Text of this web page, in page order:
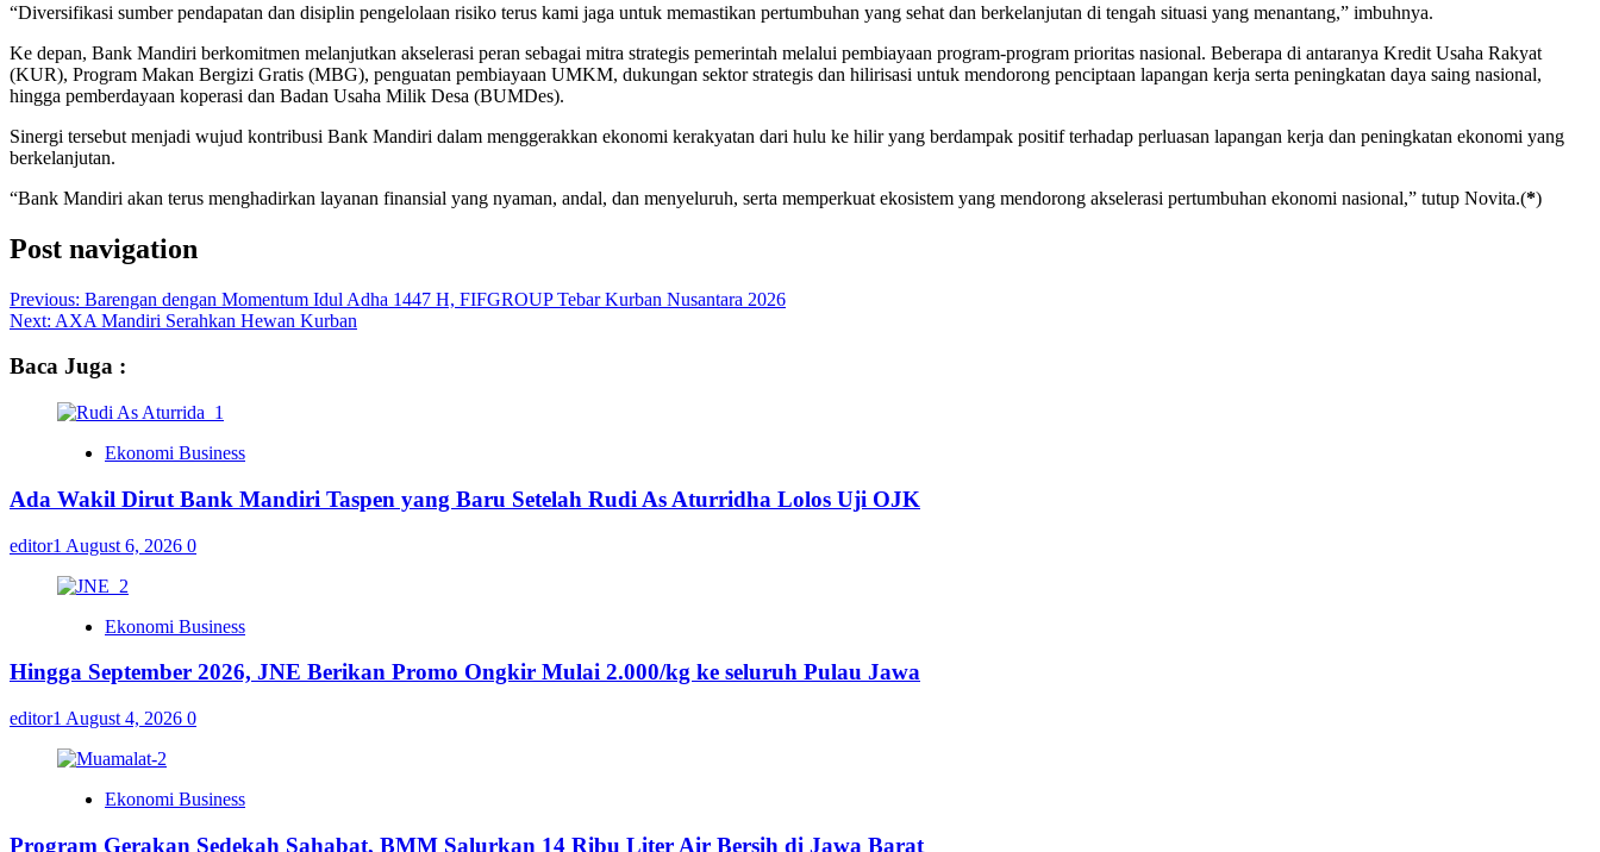
“Diversifikasi sumber pendapatan dan disiplin pengelolaan risiko terus kami jaga untuk memastikan pertumbuhan yang sehat dan berkelanjutan di tengah situasi yang menantang,” imbuhnya.
Ke depan, Bank Mandiri berkomitmen melanjutkan akselerasi peran sebagai mitra strategis pemerintah melalui pembiayaan program-program prioritas nasional. Beberapa di antaranya Kredit Usaha Rakyat
(KUR), Program Makan Bergizi Gratis (MBG), penguatan pembiayaan UMKM, dukungan sektor strategis dan hilirisasi untuk mendorong penciptaan lapangan kerja serta peningkatan daya saing nasional,
hingga pemberdayaan koperasi dan Badan Usaha Milik Desa (BUMDes).
Sinergi tersebut menjadi wujud kontribusi Bank Mandiri dalam menggerakkan ekonomi kerakyatan dari hulu ke hilir yang berdampak positif terhadap perluasan lapangan kerja dan peningkatan ekonomi yang
berkelanjutan.
“Bank Mandiri akan terus menghadirkan layanan finansial yang nyaman, andal, dan menyeluruh, serta memperkuat ekosistem yang mendorong akselerasi pertumbuhan ekonomi nasional,” tutup Novita.(*)
Post navigation
Previous: Barengan dengan Momentum Idul Adha 1447 H, FIFGROUP Tebar Kurban Nusantara 2026
Next: AXA Mandiri Serahkan Hewan Kurban
Baca Juga :
Ekonomi Business
Ada Wakil Dirut Bank Mandiri Taspen yang Baru Setelah Rudi As Aturridha Lolos Uji OJK
editor1 August 6, 2026 0
Ekonomi Business
Hingga September 2026, JNE Berikan Promo Ongkir Mulai 2.000/kg ke seluruh Pulau Jawa
editor1 August 4, 2026 0
Ekonomi Business
Program Gerakan Sedekah Sahabat, BMM Salurkan 14 Ribu Liter Air Bersih di Jawa Barat